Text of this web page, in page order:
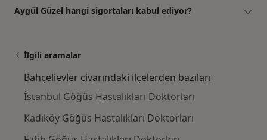
Aygül Güzel hangi sigortaları kabul ediyor?
İlgili aramalar
Bahçelievler civarındaki ilçelerden bazıları
İstanbul Göğüs Hastalıkları Doktorları
Kadıköy Göğüs Hastalıkları Doktorları